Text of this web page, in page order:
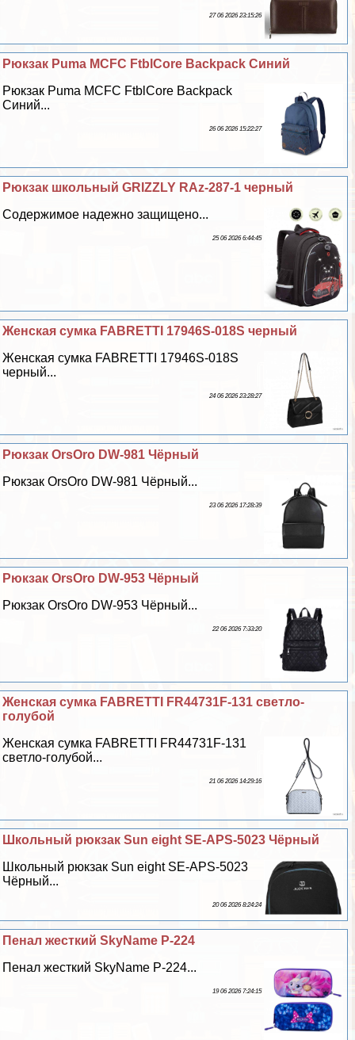
27 06 2026 23:15:26
Рюкзак Puma MCFC FtblCore Backpack Синий
Рюкзак Puma MCFC FtblCore Backpack
Синий...
26 06 2026 15:22:27
Рюкзак школьный GRIZZLY RAz-287-1 черный
Содержимое надежно защищено...
25 06 2026 6:44:45
Женская сумка FABRETTI 17946S-018S черный
Женская сумка FABRETTI 17946S-018S
черный...
24 06 2026 23:28:27
Рюкзак OrsOro DW-981 Чёрный
Рюкзак OrsOro DW-981 Чёрный...
23 06 2026 17:28:39
Рюкзак OrsOro DW-953 Чёрный
Рюкзак OrsOro DW-953 Чёрный...
22 06 2026 7:33:20
Женская сумка FABRETTI FR44731F-131 светло-
гoлyбой
Женская сумка FABRETTI FR44731F-131
светло-гoлyбой...
21 06 2026 14:29:16
Школьный рюкзак Sun eight SE-APS-5023 Чёрный
Школьный рюкзак Sun eight SE-APS-5023
Чёрный...
20 06 2026 8:24:24
Пенал жесткий SkyName P-224
Пенал жесткий SkyName P-224...
19 06 2026 7:24:15